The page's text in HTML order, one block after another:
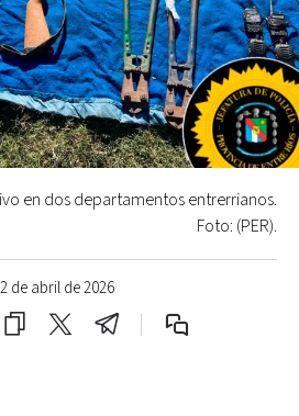
de abril de 2026
en dos departamentos entrerrianos.
Foto: (PER).